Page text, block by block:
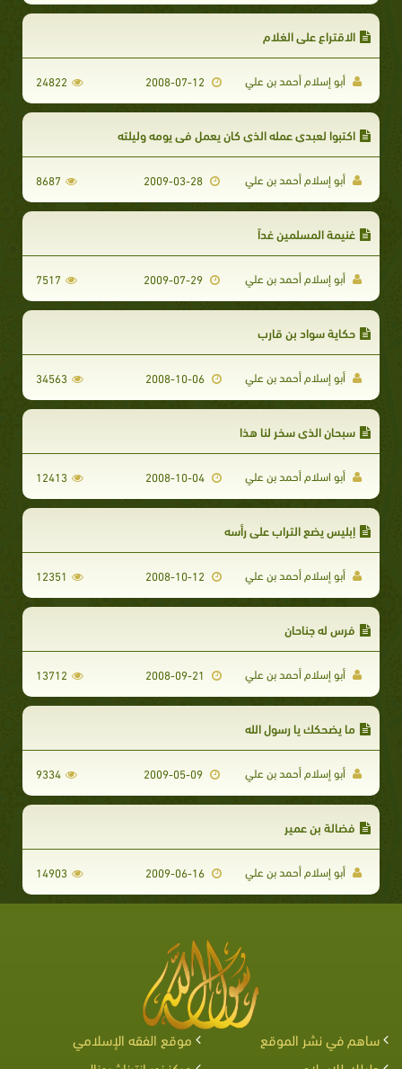
الاقتراع على الغلام
أبو إسلام أحمد بن علي 24822
اكتبوا لعبدي عمله الذي كان يعمل في يومه وليلته
أبو إسلام أحمد بن علي 8687
غنيمة المسلمين غداً
أبو إسلام أحمد بن علي 7517
حكاية سواد بن قارب
أبو إسلام أحمد بن علي 2008-10-06
34563
سبحان الذي سخر لنا هذا
أبو اسلام أحمد بن علي 2008-10-04
12413
إبليس يضع التراب على رأسه
أبو إسلام أحمد بن علي 12351
فرس له جناحان
أبو إسلام أحمد بن علي 13712
ما يضحكك يا رسول الله
أبو إسلام أحمد بن علي 9334
فضالة بن عمير
أبو إسلام أحمد بن علي 2009-06-16
14903
ساهم في نشر الموقع
موقع الفقه الإسلامي